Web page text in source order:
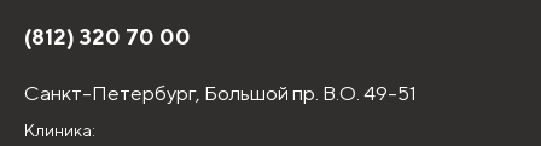
(812) 320 70 00
Санкт-Петербург, Большой пр. В.О. 49-51
Клиника: